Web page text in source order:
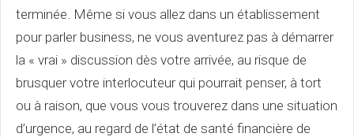
terminée. Même si vous allez dans un établissement
pour parler business, ne vous aventurez pas à démarrer
la « vrai » discussion dès votre arrivée, au risque de
brusquer votre interlocuteur qui pourrait penser, à tort
ou à raison, que vous vous trouverez dans une situation
d’urgence, au regard de l’état de santé financière de